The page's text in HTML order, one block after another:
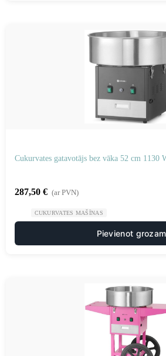
Cukurvates gatavotājs bez vāka 52 cm 1130
287,50 € (ar PVN)
CUKURVATES MAŠĪNAS
Pievienot grozam